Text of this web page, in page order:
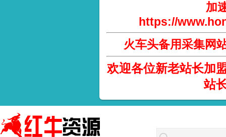
加
https://
火车头备用采集网
欢迎各位新老站长加
站